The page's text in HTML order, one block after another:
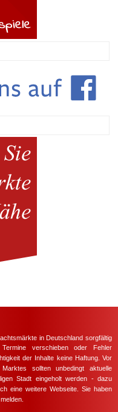
in Deutschland sorgfältig
verschieben oder Fehler
der Inhalte keine Haftung. Vor
sollten unbedingt aktuelle
Stadt eingeholt werden - dazu
eine weitere Webseite. Sie haben
melden.